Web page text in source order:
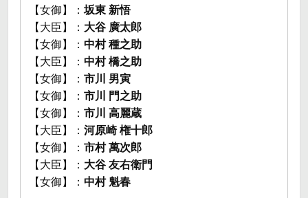
【女御】： 坂東 新悟
【大臣】： 大谷 廣太郎
【女御】： 中村 種之助
【大臣】： 中村 橋之助
【女御】： 市川 男寅
【女御】： 市川 門之助
【女御】： 市川 高麗蔵
【大臣】： 河原崎 権十郎
【女御】： 市村 萬次郎
【大臣】： 大谷 友右衛門
【女御】： 中村 魁春